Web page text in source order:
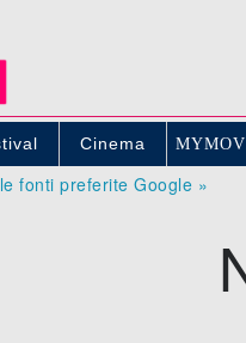
Cinema
fonti preferite Google »